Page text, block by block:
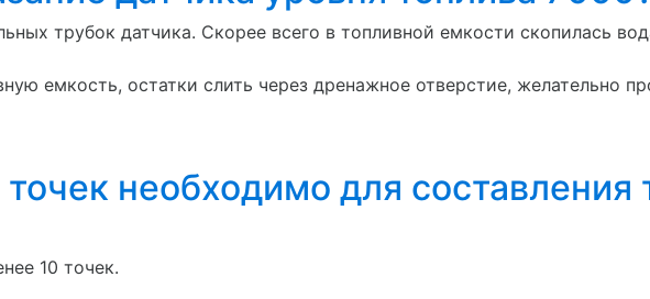
трубок датчика. Скорее всего в топливной емкости скопилась
емкость, остатки слить через дренажное отверстие, желательно
необходимо для составления
10 точек.